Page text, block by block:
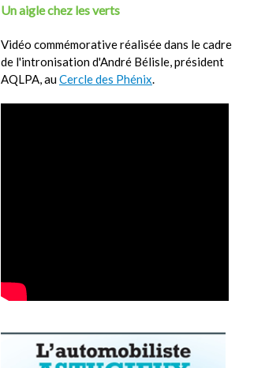
Un aigle chez les verts
Vidéo commémorative réalisée dans le cadre
de l'intronisation d'André Bélisle, président
AQLPA, auCercle des Phénix.